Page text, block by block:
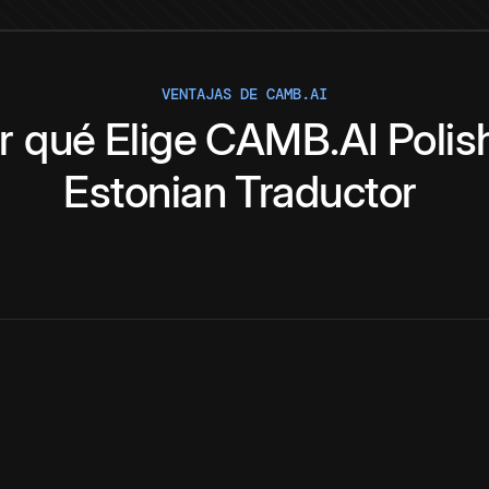
VENTAJAS DE CAMB.AI
qué EligeCAMB.AI
Estonian Traductor